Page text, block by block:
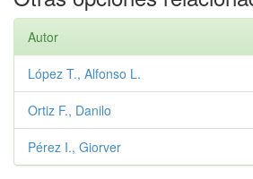
Autor
López T., Alfonso L.
Ortiz F., Danilo
Pérez I., Giorver